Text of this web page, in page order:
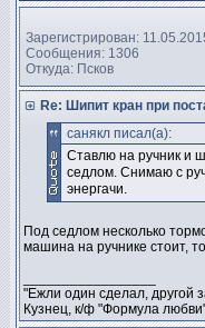
Зарегистрирован:
Сообщения: 1306
Откуда: Псков
Re: Шипит кран при
санякл писал(а):
Ставлю на ручник и
седлом. Снимаю с
энергачи.
Под седлом несколько
машина на ручнике стоит,
"Ежли один сделал, другой
Кузнец, к/ф "Формула